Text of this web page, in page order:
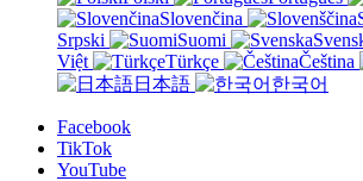
Slovenčina
Srpski
Suomi
Việt
Türkçe Čeština
日本語
한국어
Facebook
TikTok
YouTube